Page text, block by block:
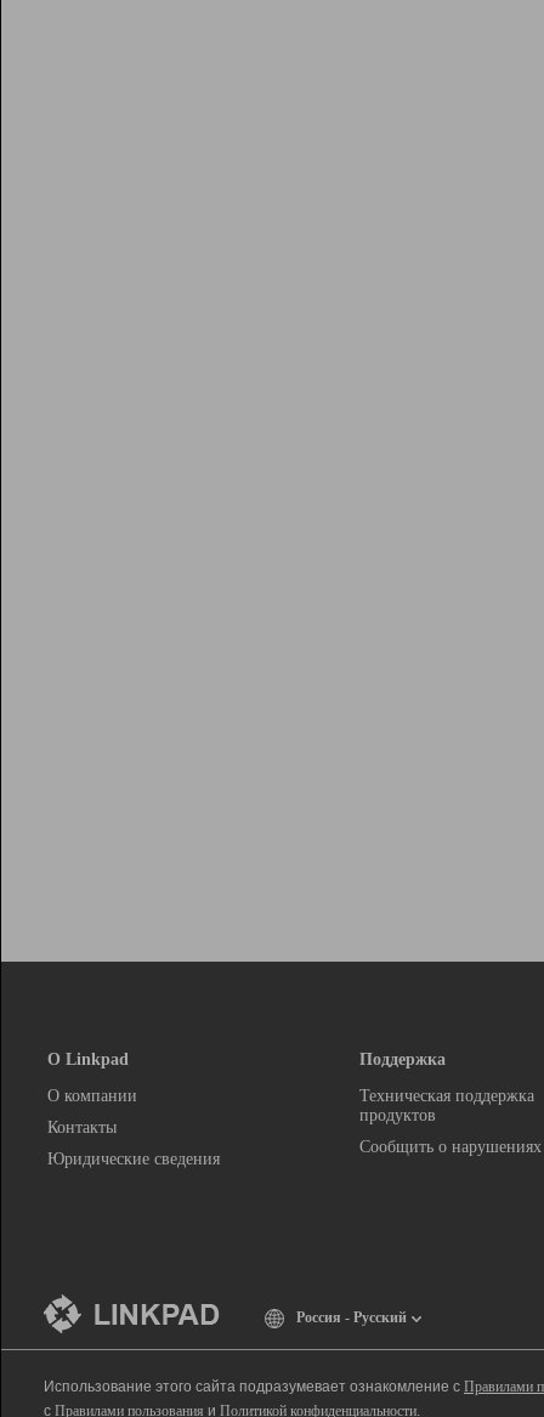
О Linkpad
О компании
Контакты
Юридические сведения
Поддержка
Техническая поддержка
продуктов
Сообщить о нарушениях
Россия - Русский
Использование этого сайта подразумевает ознакомление с Правилами
с Правилами пользования и Политикой конфиденциальности.